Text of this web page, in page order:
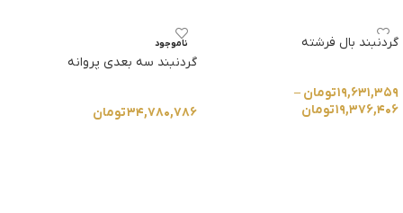
گردنبند بال فرشته
۱۹,۶۳۱,۳۵۹تومان –
۱۹,۳۷۶,۴۰۶تومان
ناموجود
گردنبند سه بعدی پروانه
۳۴,۷۸۰,۷۸۶تومان